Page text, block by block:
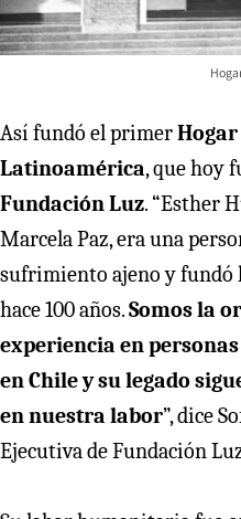
Así fundó el primerHogar
Latinoamérica, que hoy
Fundación Luz. “Esther
Marcela Paz, era una
sufrimiento ajeno y fundó
hace 100 años.Somos la
experiencia en
en Chile y su legado
en nuestra labor”, dice
Ejecutiva de Fundación